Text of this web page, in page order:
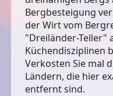
Bergbesteigung
der Wirt vom
"Dreiländer-Teller"
Küchendisziplinen
Verkosten Sie mal
Ländern, die hier
entfernt sind.